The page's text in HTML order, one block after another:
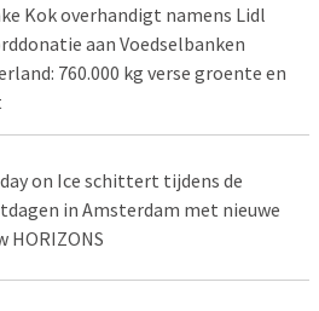
Kok overhandigt namens Lidl
aan Voedselbanken
760.000 kg verse groente en
on Ice schittert tijdens de
in Amsterdam met nieuwe
HORIZONS